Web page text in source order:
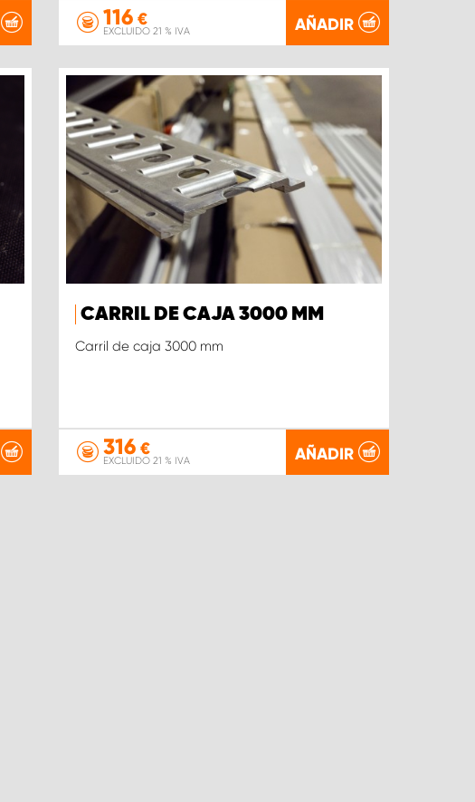
116 €
EXCLUIDO 21 % IVA AÑADIR
CARRIL DE CAJA 3000 MM
Carril de caja 3000 mm
316 €
EXCLUIDO 21 % IVA AÑADIR